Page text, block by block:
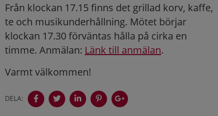
Från klockan 17.15 finns det grillad korv, kaffe,
te och musikunderhållning. Mötet börjar
klockan 17.30 förväntas hålla på cirka en
timme. Anmälan: Länk till anmälan.
Varmt välkommen!
DELA: